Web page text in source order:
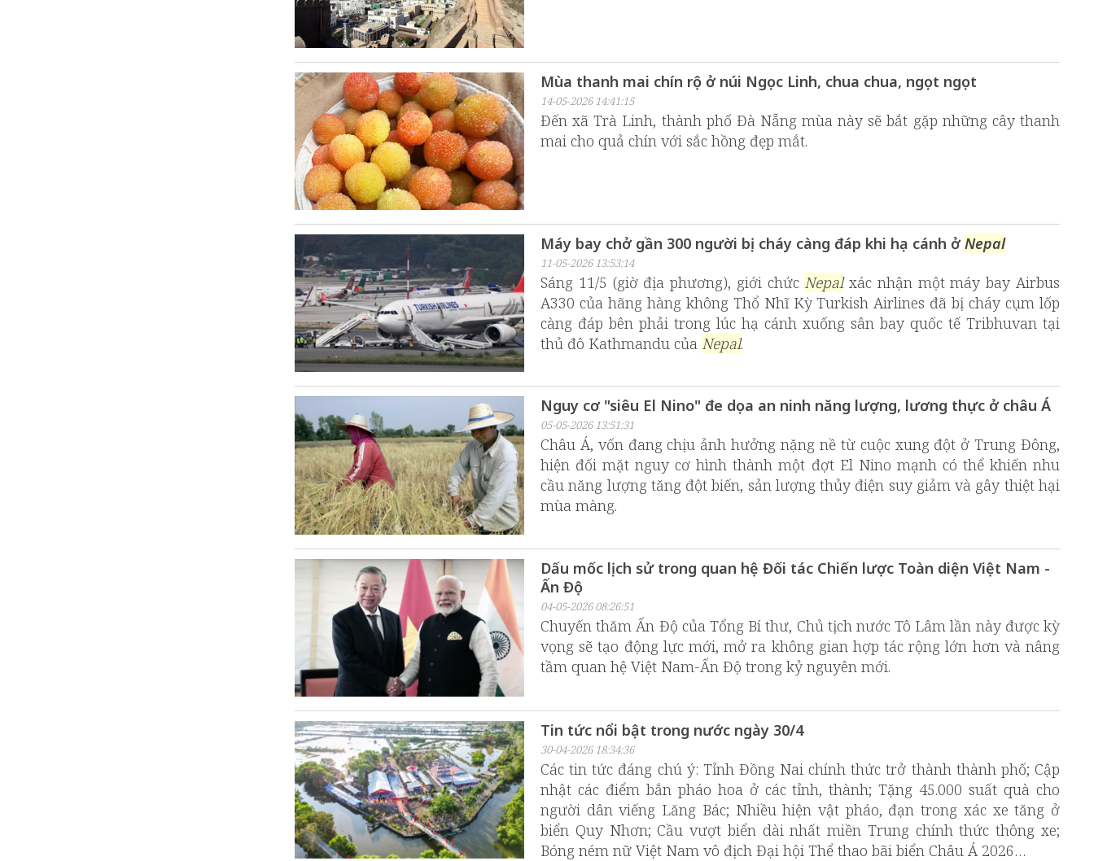
Mùa thanh mai chín rộ ở núi Ngọc Linh, chua chua, ngọt ngọt
14-05-2026 14:41:15
Đến xã Trà Linh, thành phố Đà Nẵng mùa này sẽ bắt gặp những cây thanh
mai cho quả chín với sắc hồng đẹp mắt.
Máy bay chở gần 300 người bị cháy càng đáp khi hạ cánh ởNepal
11-05-2026 13:53:14
Sáng 11/5 (giờ địa phương), giới chức Nepalxác nhận một máy bay Airbus
A330 của hãng hàng không Thổ Nhĩ Kỳ Turkish Airlines đã bị cháy cụm lốp
càng đáp bên phải trong lúc hạ cánh xuống sân bay quốc tế Tribhuvan tại
thủ đô Kathmandu của Nepal.
Nguy cơ "siêu El Nino" đe dọa an ninh năng lượng, lương thực ở châu Á
05-05-2026 13:51:31
Châu Á, vốn đang chịu ảnh hưởng nặng nề từ cuộc xung đột ở Trung Đông,
hiện đối mặt nguy cơ hình thành một đợt El Nino mạnh có thể khiến nhu
cầu năng lượng tăng đột biến, sản lượng thủy điện suy giảm và gây thiệt hại
mùa màng.
Dấu mốc lịch sử trong quan hệ Đối tác Chiến lược Toàn diện Việt Nam -
Ấn Độ
04-05-2026 08:26:51
Chuyến thăm Ấn Độ của Tổng Bí thư, Chủ tịch nước Tô Lâm lần này được kỳ
vọng sẽ tạo động lực mới, mở ra không gian hợp tác rộng lớn hơn và nâng
tầm quan hệ Việt Nam-Ấn Độ trong kỷ nguyên mới.
Tin tức nổi bật trong nước ngày 30/4
30-04-2026 18:34:36
Các tin tức đáng chú ý: Tỉnh Đồng Nai chính thức trở thành thành phố; Cập
nhật các điểm bắn pháo hoa ở các tỉnh, thành; Tặng 45.000 suất quà cho
người dân viếng Lăng Bác; Nhiều hiện vật pháo, đạn trong xác xe tăng ở
biển Quy Nhơn; Cầu vượt biển dài nhất miền Trung chính thức thông xe;
Bóng ném nữ Việt Nam vô địch Đại hội Thể thao bãi biển Châu Á 2026…